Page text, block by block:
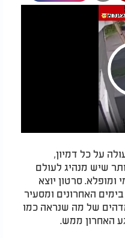
על כל דמיון,
שיש מנהיג לעולם
ומופלא. סרטון יוצא
האחרונים ומסעיר
של מה שנראה כמו
האחרון ממש.